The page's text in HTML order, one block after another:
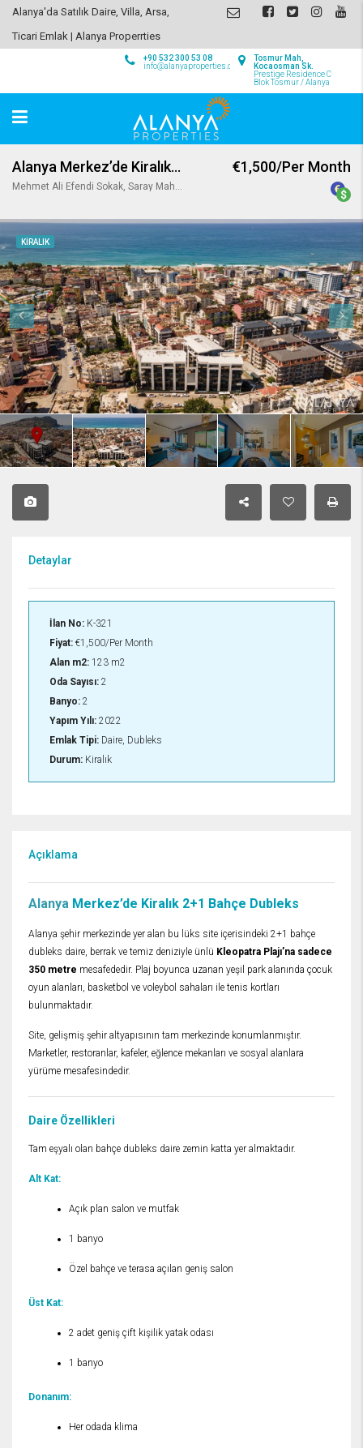
Alanya'da Satılık Daire, Villa, Arsa,
Ticari Emlak | Alanya Properrties
Tosmur Mah,
Kocaosman Sk.
Prestige Residence C
Blok Tosmur / Alanya
+90 532 300 53 08
info@alanyaproperties.com
Alanya Merkez’de Kiralık 2+1 Bahçe Dubleks
Mehmet Ali Efendi Sokak, Saray Mahallesi, Alanya, Antalya, Akdeniz Bölgesi, 07400, Türkiye
€1,500/Per Month
KIRALIK
Detaylar
İlan No: K-321
Fiyat: €1,500/Per Month
Alan m2: 123 m2
Oda Sayısı: 2
Banyo: 2
Yapım Yılı: 2022
Emlak Tipi: Daire, Dubleks
Durum: Kiralık
Açıklama
Alanya Merkez’de Kiralık 2+1 Bahçe Dubleks
Alanya şehir merkezinde yer alan bu lüks site içerisindeki 2+1 bahçe
dubleks daire, berrak ve temiz deniziyle ünlü Kleopatra Plajı’na sadece
350 metre mesafededir. Plaj boyunca uzanan yeşil park alanında çocuk
oyun alanları, basketbol ve voleybol sahaları ile tenis kortları
bulunmaktadır.
Site, gelişmiş şehir altyapısının tam merkezinde konumlanmıştır.
Marketler, restoranlar, kafeler, eğlence mekanları ve sosyal alanlara
yürüme mesafesindedir.
Daire Özellikleri
Tam eşyalı olan bahçe dubleks daire zemin katta yer almaktadır.
Alt Kat:
Açık plan salon ve mutfak
1 banyo
Özel bahçe ve terasa açılan geniş salon
Üst Kat:
2 adet geniş çift kişilik yatak odası
1 banyo
Donanım:
Her odada klima